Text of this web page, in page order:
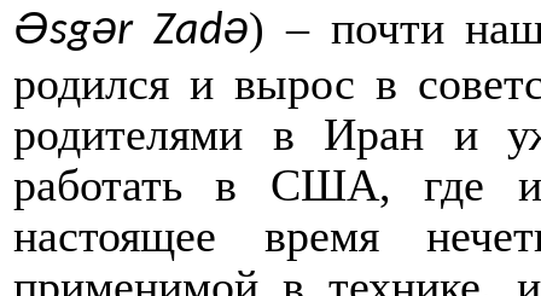
Əsgər Zadə) – почти
родился и вырос в
родителями в Иран и
работать в США, где
настоящее время